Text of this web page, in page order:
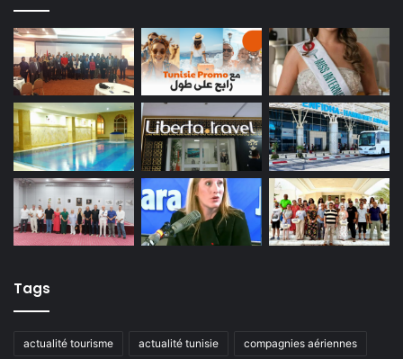
Tags
actualité tourisme actualité tunisie compagnies aériennes